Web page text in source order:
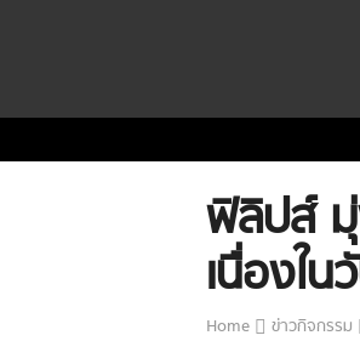
ฟิลิปส์ มุ่
เนื่องใ
Home ข่าวกิจกรรม